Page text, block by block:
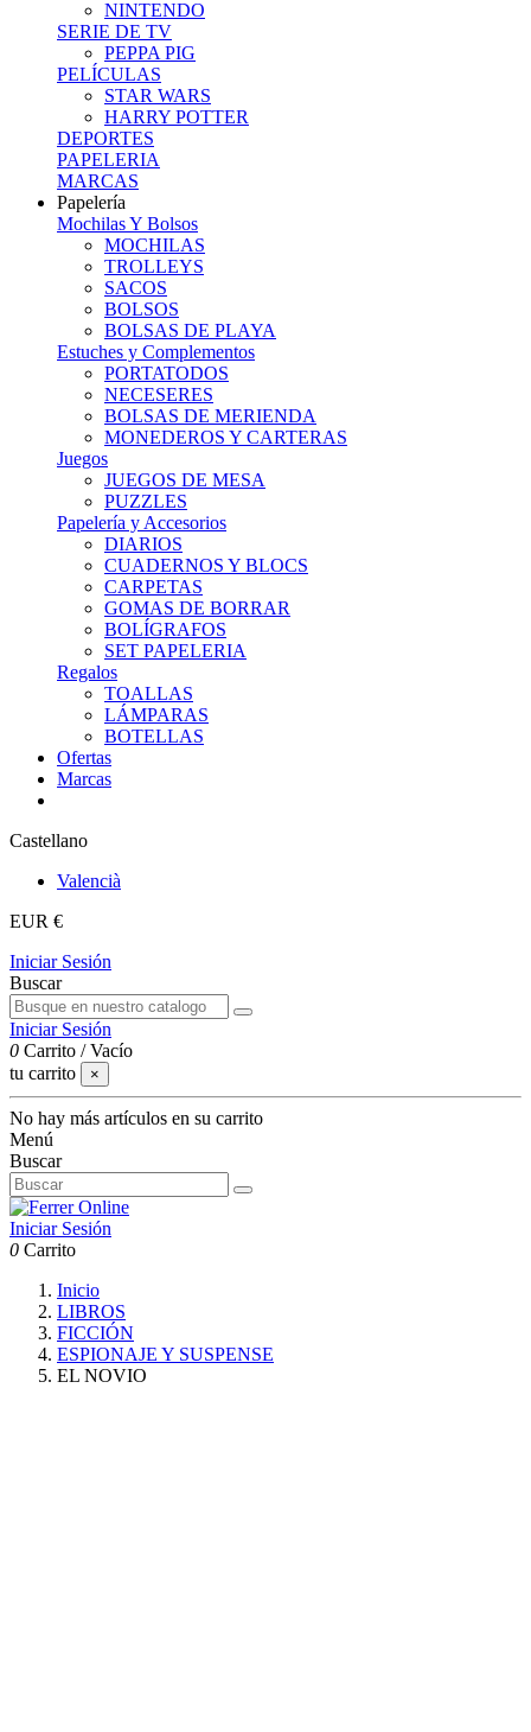
NINTENDO
SERIE DE TV
PEPPA PIG
PELÍCULAS
STAR WARS
HARRY POTTER
DEPORTES
PAPELERIA
MARCAS
Papelería
Mochilas Y Bolsos
MOCHILAS
TROLLEYS
SACOS
BOLSOS
BOLSAS DE PLAYA
Estuches y Complementos
PORTATODOS
NECESERES
BOLSAS DE MERIENDA
MONEDEROS Y CARTERAS
Juegos
JUEGOS DE MESA
PUZZLES
Papelería y Accesorios
DIARIOS
CUADERNOS Y BLOCS
CARPETAS
GOMAS DE BORRAR
BOLÍGRAFOS
SET PAPELERIA
Regalos
TOALLAS
LÁMPARAS
BOTELLAS
Ofertas
Marcas
Castellano
Valencià
EUR €
Iniciar Sesión
Buscar
Iniciar Sesión
0 Carrito /Vacío
tu carrito
×
No hay más artículos en su carrito
Menú
Buscar
Iniciar Sesión
0 Carrito
Inicio
LIBROS
FICCIÓN
ESPIONAJE Y SUSPENSE
EL NOVIO